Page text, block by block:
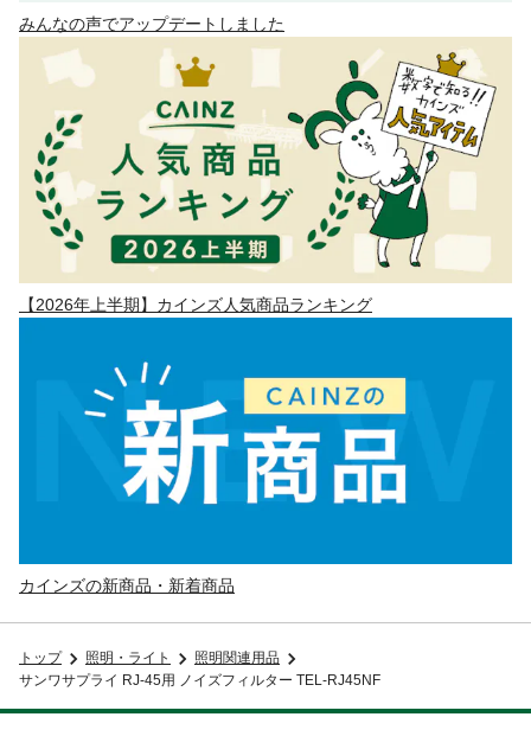
みんなの声でアップデートしました
【2026年上半期】カインズ人気商品ランキング
カインズの新商品・新着商品
トップ 照明・ライト
照明関連用品
サンワサプライ RJ-45用 ノイズフィルター TEL-RJ45NF